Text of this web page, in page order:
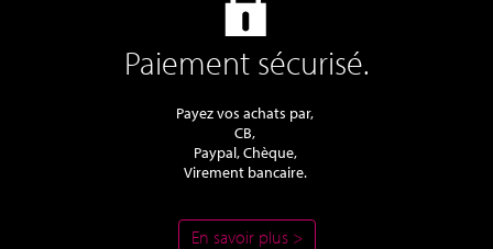
Paiement sécurisé.
Payez vos achats par,
CB,
Paypal, Chèque,
Virement bancaire.
En savoir plus >